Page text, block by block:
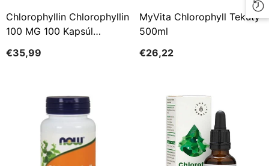
Chlorophyllin Chlorophyllin
100 MG 100 Kapsúl
€35,99
MyVita Chlorophyll Tekutý
500ml
€26,22